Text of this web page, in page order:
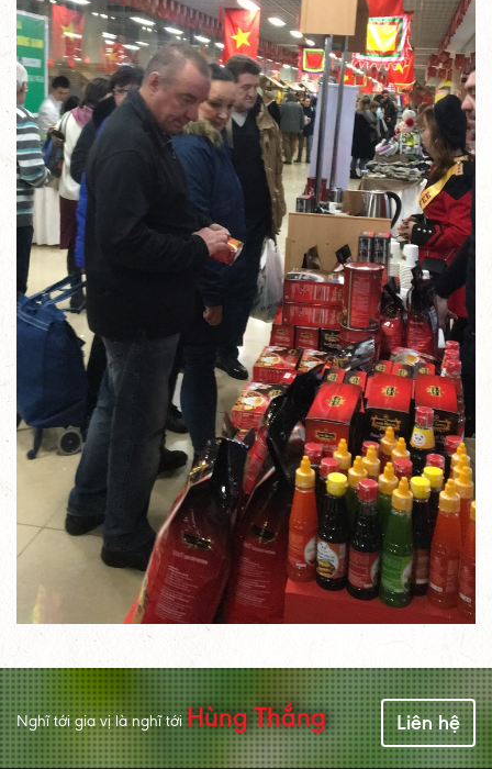
Nghĩ tới gia vị là nghĩ tớiHùng Thắng Liên hệ